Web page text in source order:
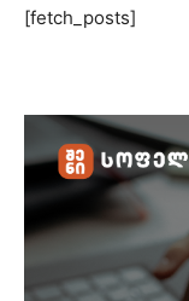
[fetch_posts]